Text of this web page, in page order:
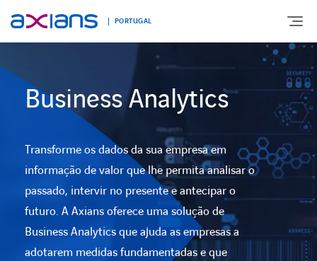
PORTUGAL
EXPERTISE
ENABLING DIGITAL SOCIETY
INDUSTRIES
DIGITAL OFFER
Business Analytics
Transforme os dados da sua empresa em
informação de valor que lhe permita analisar o
passado, intervir no presente e antecipar o
futuro. A Axians oferece uma solução de
Business Analytics que ajuda as empresas a
adotarem medidas fundamentadas e que